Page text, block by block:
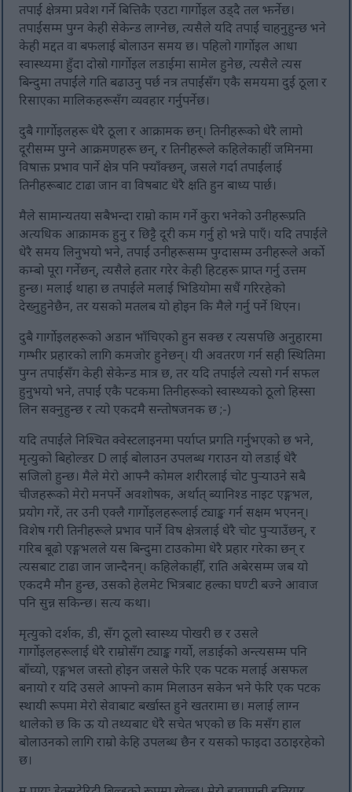
तपाईं क्षेत्रमा प्रवेश गर्ने बित्तिकै एउटा गार्गोइल उड्दै तल झर्नेछ।
तपाईंसम्म पुग्न केही सेकेन्ड लाग्नेछ, त्यसैले यदि तपाईं चाहनुहुन्छ भने
केही मद्दत वा बफलाई बोलाउन समय छ। पहिलो गार्गोइल आधा
स्वास्थ्यमा हुँदा दोस्रो गार्गोइल लडाईमा सामेल हुनेछ, त्यसैले त्यस
बिन्दुमा तपाईंले गति बढाउनु पर्छ नत्र तपाईंसँग एकै समयमा दुई ठूला र
रिसाएका मालिकहरूसँग व्यवहार गर्नुपर्नेछ।
दुबै गार्गोइलहरू धेरै ठूला र आक्रामक छन्। तिनीहरूको धेरै लामो
दूरीसम्म पुग्ने आक्रमणहरू छन्, र तिनीहरूले कहिलेकाहीं जमिनमा
विषाक्त प्रभाव पार्ने क्षेत्र पनि फ्याँक्छन्, जसले गर्दा तपाईंलाई
तिनीहरूबाट टाढा जान वा विषबाट धेरै क्षति हुन बाध्य पार्छ।
मैले सामान्यतया सबैभन्दा राम्रो काम गर्ने कुरा भनेको उनीहरूप्रति
अत्यधिक आक्रामक हुनु र छिट्टै दूरी कम गर्नु हो भन्ने पाएँ। यदि तपाईंले
धेरै समय लिनुभयो भने, तपाईं उनीहरूसम्म पुग्दासम्म उनीहरूले अर्को
कम्बो पूरा गर्नेछन्, त्यसैले हतार गरेर केही हिटहरू प्राप्त गर्नु उत्तम
हुन्छ। मलाई थाहा छ तपाईंले मलाई भिडियोमा सधैं गरिरहेको
देख्नुहुनेछैन, तर यसको मतलब यो होइन कि मैले गर्नु पर्ने थिएन।
दुबै गार्गोइलहरूको अडान भाँचिएको हुन सक्छ र त्यसपछि अनुहारमा
गम्भीर प्रहारको लागि कमजोर हुनेछन्। यी अवतरण गर्न सही स्थितिमा
पुग्न तपाईंसँग केही सेकेन्ड मात्र छ, तर यदि तपाईंले त्यसो गर्न सफल
हुनुभयो भने, तपाईं एकै पटकमा तिनीहरूको स्वास्थ्यको ठूलो हिस्सा
लिन सक्नुहुन्छ र त्यो एकदमै सन्तोषजनक छ ;-)
यदि तपाईंले निश्चित क्वेस्टलाइनमा पर्याप्त प्रगति गर्नुभएको छ भने,
मृत्युको बिहोल्डर D लाई बोलाउन उपलब्ध गराउन यो लडाई धेरै
सजिलो हुन्छ। मैले मेरो आफ्नै कोमल शरीरलाई चोट पुर्‍याउने सबै
चीजहरूको मेरो मनपर्ने अवशोषक, अर्थात् ब्यानिश्ड नाइट एङ्गभल,
प्रयोग गरें, तर उनी एक्लै गार्गोइलहरूलाई ट्याङ्क गर्न सक्षम भएनन्।
विशेष गरी तिनीहरूले प्रभाव पार्ने विष क्षेत्रलाई धेरै चोट पुर्‍याउँछन्, र
गरिब बूढो एङ्गभलले यस बिन्दुमा टाउकोमा धेरै प्रहार गरेका छन् र
त्यसबाट टाढा जान जान्दैनन्। कहिलेकाहीँ, राति अबेरसम्म जब यो
एकदमै मौन हुन्छ, उसको हेलमेट भित्रबाट हल्का घण्टी बज्ने आवाज
पनि सुन्न सकिन्छ। सत्य कथा।
मृत्युको दर्शक, डी, सँग ठूलो स्वास्थ्य पोखरी छ र उसले
गार्गोइलहरूलाई धेरै राम्रोसँग ट्याङ्क गर्यो, लडाईको अन्त्यसम्म पनि
बाँच्यो, एङ्गभल जस्तो होइन जसले फेरि एक पटक मलाई असफल
बनायो र यदि उसले आफ्नो काम मिलाउन सकेन भने फेरि एक पटक
स्थायी रूपमा मेरो सेवाबाट बर्खास्त हुने खतरामा छ। मलाई लाग्न
थालेको छ कि ऊ यो तथ्यबाट धेरै सचेत भएको छ कि मसँग हाल
बोलाउनको लागि राम्रो केहि उपलब्ध छैन र यसको फाइदा उठाइरहेको
छ।